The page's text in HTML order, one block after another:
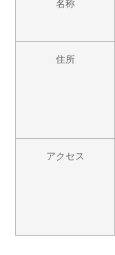
名称
住所
アクセス